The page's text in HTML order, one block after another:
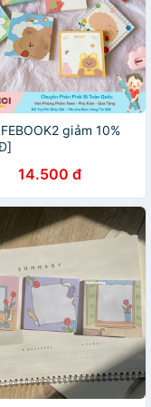
giảm 10%
14.500 đ